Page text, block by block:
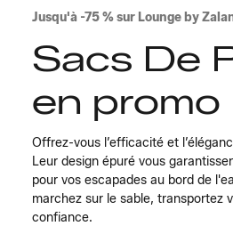
Jusqu'à -75 % sur Lounge by
Sacs De
en promo
Offrez-vous l’efficacité et
Leur design épuré vous
pour vos escapades au bord de
marchez sur le sable, transportez
confiance.